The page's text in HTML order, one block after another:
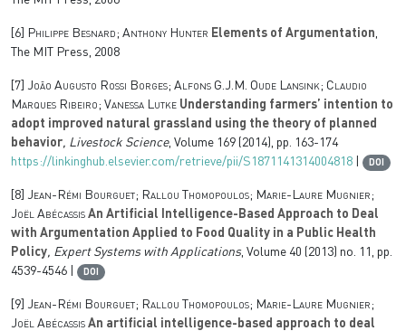
[6] Philippe Besnard; Anthony Hunter Elements of Argumentation,
The MIT Press, 2008
[7] João Augusto Rossi Borges; Alfons G.J.M. Oude Lansink; Claudio
Marques Ribeiro; Vanessa Lutke Understanding farmers’ intention to
adopt improved natural grassland using the theory of planned
behavior, Livestock Science, Volume 169 (2014), pp. 163-174
https://linkinghub.elsevier.com/retrieve/pii/S1871141314004818
DOI
[8] Jean-Rémi Bourguet; Rallou Thomopoulos; Marie-Laure Mugnier;
Joël Abécassis An Artificial Intelligence-Based Approach to Deal
with Argumentation Applied to Food Quality in a Public Health
Policy, Expert Systems with Applications, Volume 40 (2013) no. 11, pp.
4539-4546 |
DOI
[9] Jean-Rémi Bourguet; Rallou Thomopoulos; Marie-Laure Mugnier;
Joël Abécassis An artificial intelligence-based approach to deal